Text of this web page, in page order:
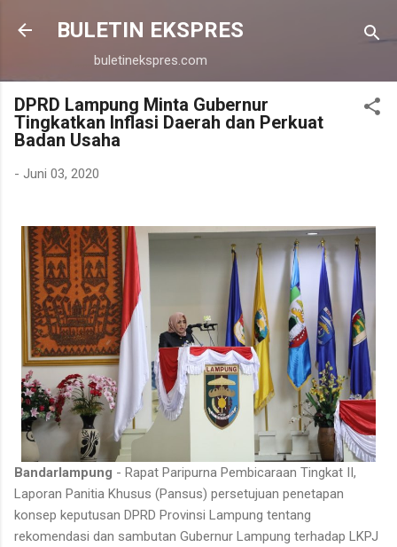
Langsung ke konten utama
BULETIN EKSPRES
buletinekspres.com
DPRD Lampung Minta Gubernur
Tingkatkan Inflasi Daerah dan Perkuat
Badan Usaha
- Juni 03, 2020
Bandarlampung - Rapat Paripurna Pembicaraan Tingkat II,
Laporan Panitia Khusus (Pansus) persetujuan penetapan
konsep keputusan DPRD Provinsi Lampung tentang
rekomendasi dan sambutan Gubernur Lampung terhadap LKPJ